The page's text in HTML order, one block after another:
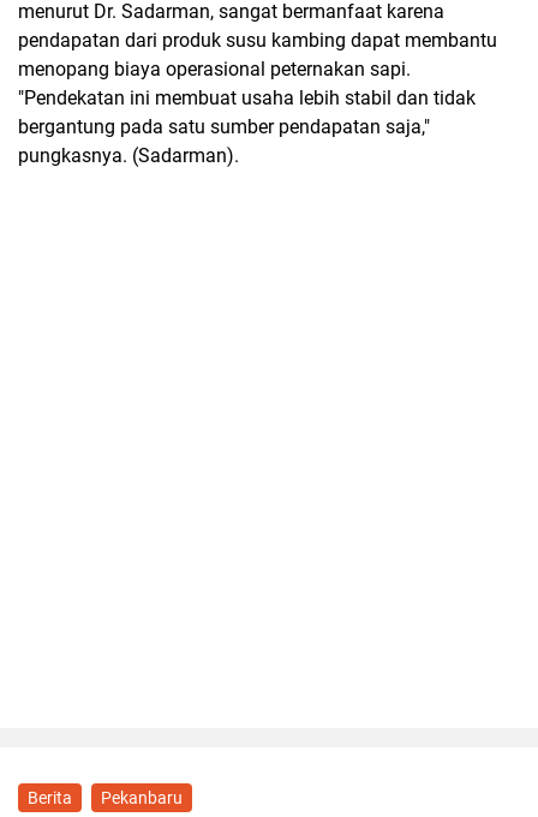
menurut Dr. Sadarman, sangat bermanfaat karena
pendapatan dari produk susu kambing dapat membantu
menopang biaya operasional peternakan sapi.
"Pendekatan ini membuat usaha lebih stabil dan tidak
bergantung pada satu sumber pendapatan saja,"
pungkasnya. (Sadarman).
Berita Pekanbaru